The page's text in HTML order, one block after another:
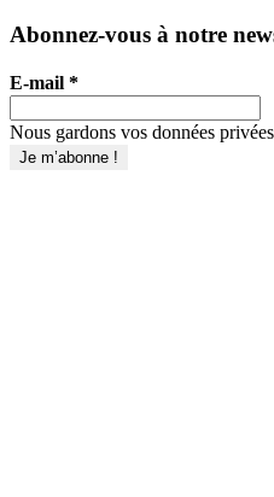
Abonnez-vous à notre
E-mail *
Nous gardons vos données